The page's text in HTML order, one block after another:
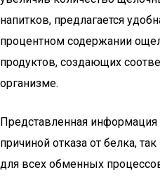
напитков, предлагается
процентном содержании
продуктов, создающих
организме.
Представленная информация
причиной отказа от белка,
для всех обменных